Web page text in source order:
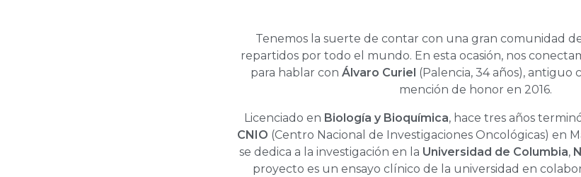
Tenemos la suerte de contar con una gran comunidad
repartidos por todo el mundo. En esta ocasión, nos
para hablar con Álvaro Curiel (Palencia, 34 años), antiguo
mención de honor en 2016.
Licenciado en Biología y Bioquímica, hace tres años
CNIO (Centro Nacional de Investigaciones Oncológicas) en
se dedica a la investigación en la Universidad de Columbia,
proyecto es un ensayo clínico de la universidad en